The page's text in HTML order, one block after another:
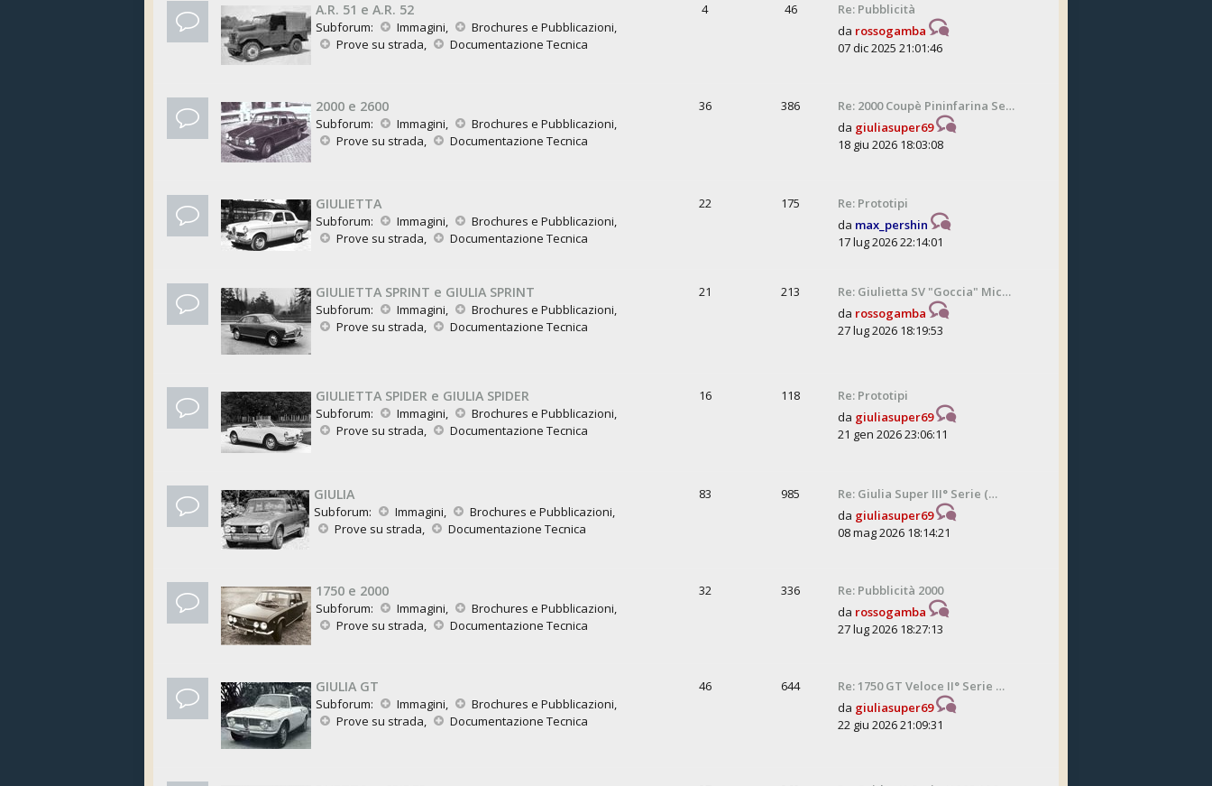
A.R. 51 e A.R. 52
Subforum: Immagini, Brochures e Pubblicazioni,
Prove su strada, Documentazione Tecnica
4 46
Re: Pubblicità
da rossogamba
07 dic 2025 21:01:46
2000 e 2600
Subforum: Immagini, Brochures e Pubblicazioni,
Prove su strada, Documentazione Tecnica
36 386
Re: 2000 Coupè Pininfarina Se…
da giuliasuper69
18 giu 2026 18:03:08
GIULIETTA
Subforum: Immagini, Brochures e Pubblicazioni,
Prove su strada, Documentazione Tecnica
22 175
Re: Prototipi
da max_pershin
17 lug 2026 22:14:01
GIULIETTA SPRINT e GIULIA SPRINT
Subforum: Immagini, Brochures e Pubblicazioni,
Prove su strada, Documentazione Tecnica
21 213
Re: Giulietta SV "Goccia" Mic…
da rossogamba
27 lug 2026 18:19:53
GIULIETTA SPIDER e GIULIA SPIDER
Subforum: Immagini, Brochures e Pubblicazioni,
Prove su strada, Documentazione Tecnica
16 118
Re: Prototipi
da giuliasuper69
21 gen 2026 23:06:11
GIULIA
Subforum: Immagini, Brochures e Pubblicazioni,
Prove su strada, Documentazione Tecnica
83 985
Re: Giulia Super III° Serie (…
da giuliasuper69
08 mag 2026 18:14:21
1750 e 2000
Subforum: Immagini, Brochures e Pubblicazioni,
Prove su strada, Documentazione Tecnica
32 336
Re: Pubblicità 2000
da rossogamba
27 lug 2026 18:27:13
GIULIA GT
Subforum: Immagini, Brochures e Pubblicazioni,
Prove su strada, Documentazione Tecnica
46 644
Re: 1750 GT Veloce II° Serie …
da giuliasuper69
22 giu 2026 21:09:31